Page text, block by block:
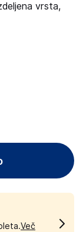
vrsta,
Več